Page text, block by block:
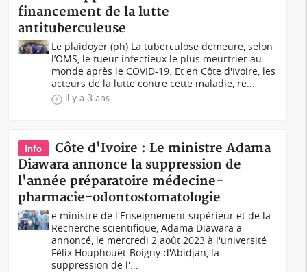
financement de la lutte
antituberculeuse
Le plaidoyer (ph) La tuberculose demeure, selon
l’OMS, le tueur infectieux le plus meurtrier au
monde après le COVID-19. Et en Côte d'Ivoire, les
acteurs de la lutte contre cette maladie, re...
il y a 3 ans
Info
Côte d'Ivoire : Le ministre Adama
Diawara annonce la suppression de
l'année préparatoire médecine-
pharmacie-odontostomatologie
e ministre de l'Enseignement supérieur et de la
Recherche scientifique, Adama Diawara a
annoncé, le mercredi 2 août 2023 à l'université
Félix Houphouët-Boigny d'Abidjan, la
suppression de l'...